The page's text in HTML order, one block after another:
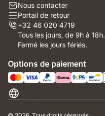
Nous contacter
Portail de retour
+32 46 020 4719
Tous les jours, de 9h à 18h.
Fermé les jours fériés.
Options de paiement